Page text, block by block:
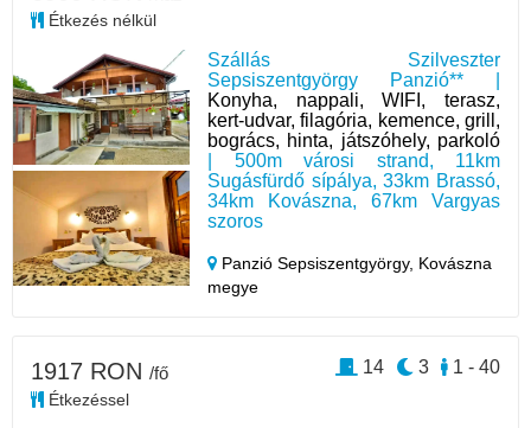
Szállás Szilveszter
Sepsiszentgyörgy Panzió** |
Konyha, nappali, WIFI, terasz,
kert-udvar, filagória, kemence, grill,
bogrács, hinta, játszóhely, parkoló
| 500m városi strand, 11km
Sugásfürdő sípálya, 33km Brassó,
34km Kovászna, 67km Vargyas
szoros
Panzió Sepsiszentgyörgy, Kovászna
megye
Étkezés nélkül
1917 RON /fő
Étkezéssel
1 - 40
3
14